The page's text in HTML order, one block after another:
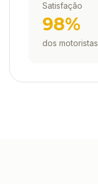
Satisfação
98%
dos motoristas